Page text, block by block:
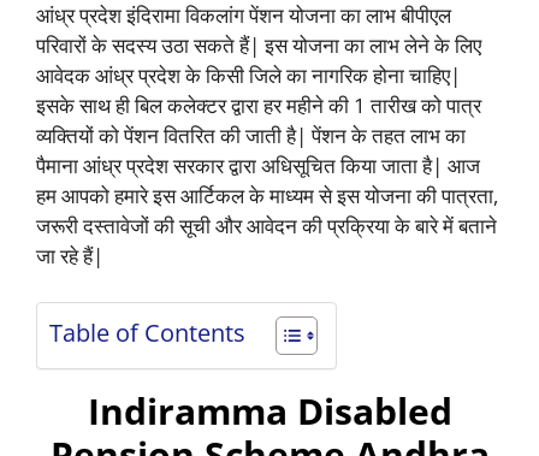
आंध्र प्रदेश इंदिरामा विकलांग पेंशन योजना का लाभ बीपीएल
परिवारों के सदस्य उठा सकते हैं| इस योजना का लाभ लेने के लिए
आवेदक आंध्र प्रदेश के किसी जिले का नागरिक होना चाहिए|
इसके साथ ही बिल कलेक्टर द्वारा हर महीने की 1 तारीख को पात्र
व्यक्तियों को पेंशन वितरित की जाती है| पेंशन के तहत लाभ का
पैमाना आंध्र प्रदेश सरकार द्वारा अधिसूचित किया जाता है| आज
हम आपको हमारे इस आर्टिकल के माध्यम से इस योजना की पात्रता,
जरूरी दस्तावेजों की सूची और आवेदन की प्रक्रिया के बारे में बताने
जा रहे हैं|
Table of Contents
Indiramma Disabled